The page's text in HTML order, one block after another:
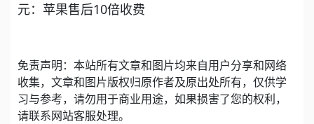
元：苹果售后10倍收费
免责声明：本站所有文章和图片均来自用户分享和网络
收集，文章和图片版权归原作者及原出处所有，仅供学
习与参考，请勿用于商业用途，如果损害了您的权利，
请联系网站客服处理。